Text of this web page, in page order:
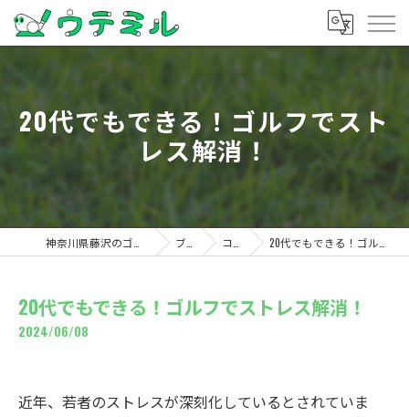
20代でもできる！ゴルフでスト
レス解消！
ブログ コラム 20代でもできる！ゴルフでストレス解消！
20代でもできる！ゴルフでストレス解消！
2024/06/08
近年、若者のストレスが深刻化しているとされていま